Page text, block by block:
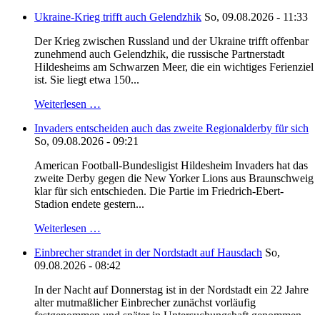
Ukraine-Krieg trifft auch Gelendzhik So, 09.08.2026 - 11:33
Der Krieg zwischen Russland und der Ukraine trifft offenbar
zunehmend auch Gelendzhik, die russische Partnerstadt
Hildesheims am Schwarzen Meer, die ein wichtiges Ferienziel
ist. Sie liegt etwa 150...
Weiterlesen …
Invaders entscheiden auch das zweite Regionalderby für sich
So, 09.08.2026 - 09:21
American Football-Bundesligist Hildesheim Invaders hat das
zweite Derby gegen die New Yorker Lions aus Braunschweig
klar für sich entschieden. Die Partie im Friedrich-Ebert-
Stadion endete gestern...
Weiterlesen …
Einbrecher strandet in der Nordstadt auf Hausdach So,
09.08.2026 - 08:42
In der Nacht auf Donnerstag ist in der Nordstadt ein 22 Jahre
alter mutmaßlicher Einbrecher zunächst vorläufig